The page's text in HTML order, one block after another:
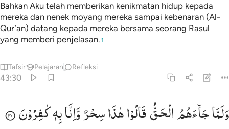
Bahkan Aku telah memberikan kenikmatan hidup kepada
mereka dan nenek moyang mereka sampai kebenaran (Al-
Qur`an) datang kepada mereka bersama seorang Rasul
yang memberi penjelasan. 1
Tafsir Pelajaran Refleksi
43:30
ولما جاءهم الحق قالوا هاذا سحر وانا به كافرون ٣٠
وَلَمَّا جَآءَهُمُ ٱلْحَقُّ قَالُوا۟ هَـٰذَا سِحْرٌۭ وَإِنَّا بِهِۦ كَـٰفِرُونَ ٣٠
وَلَمَّاجَآءَهُمُالْحَقُّقَالُوْاهٰذَاسِحْرٌوَّاِنَّابِهٖكٰفِرُوْنَ